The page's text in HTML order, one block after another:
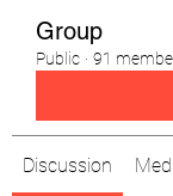
Group
Public · 91
Discussion